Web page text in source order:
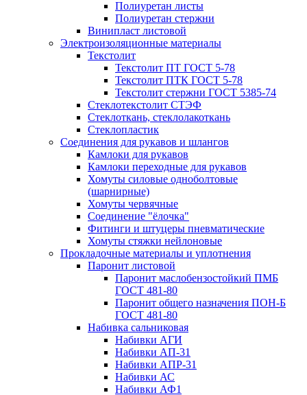
Полиуретан листы
Полиуретан стержни
Винипласт листовой
Электроизоляционные материалы
Текстолит
Текстолит ПТ ГОСТ 5-78
Текстолит ПТК ГОСТ 5-78
Текстолит стержни ГОСТ 5385-74
Стеклотекстолит СТЭФ
Стеклоткань, стеклолакоткань
Стеклопластик
Соединения для рукавов и шлангов
Камлоки для рукавов
Камлоки переходные для рукавов
Хомуты силовые одноболтовые
(шарнирные)
Хомуты червячные
Соединение "ёлочка"
Фитинги и штуцеры пневматические
Хомуты стяжки нейлоновые
Прокладочные материалы и уплотнения
Паронит листовой
Паронит маслобензостойкий ПМБ
ГОСТ 481-80
Паронит общего назначения ПОН-Б
ГОСТ 481-80
Набивка сальниковая
Набивки АГИ
Набивки АП-31
Набивки АПР-31
Набивки АС
Набивки АФ1